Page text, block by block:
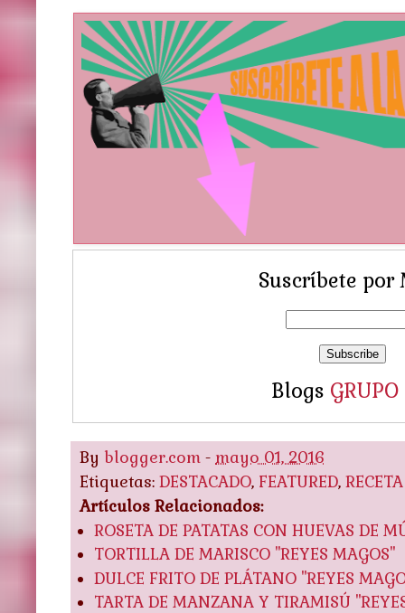
Suscríbete por
Blogs
By blogger.com - mayo 01, 2016
Etiquetas: DESTACADO, FEATURED,
Artículos Relacionados:
ROSETA DE PATATAS CON HUEVAS DE
TORTILLA DE MARISCO "REYES MAGOS"
DULCE FRITO DE PLÁTANO "REYES
TARTA DE MANZANA Y TIRAMISÚ